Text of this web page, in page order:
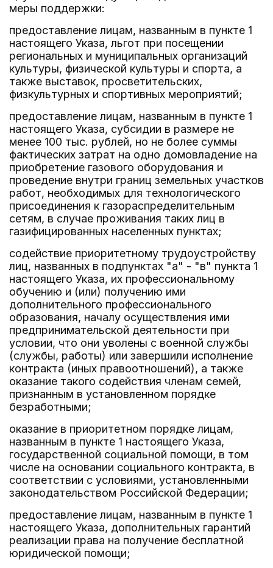
меры поддержки:
предоставление лицам, названным в пункте 1
настоящего Указа, льгот при посещении
региональных и муниципальных организаций
культуры, физической культуры и спорта, а
также выставок, просветительских,
физкультурных и спортивных мероприятий;
предоставление лицам, названным в пункте 1
настоящего Указа, субсидии в размере не
менее 100 тыс. рублей, но не более суммы
фактических затрат на одно домовладение на
приобретение газового оборудования и
проведение внутри границ земельных участков
работ, необходимых для технологического
присоединения к газораспределительным
сетям, в случае проживания таких лиц в
газифицированных населенных пунктах;
содействие приоритетному трудоустройству
лиц, названных в подпунктах "а" - "в" пункта 1
настоящего Указа, их профессиональному
обучению и (или) получению ими
дополнительного профессионального
образования, началу осуществления ими
предпринимательской деятельности при
условии, что они уволены с военной службы
(службы, работы) или завершили исполнение
контракта (иных правоотношений), а также
оказание такого содействия членам семей,
признанным в установленном порядке
безработными;
оказание в приоритетном порядке лицам,
названным в пункте 1 настоящего Указа,
государственной социальной помощи, в том
числе на основании социального контракта, в
соответствии с условиями, установленными
законодательством Российской Федерации;
предоставление лицам, названным в пункте 1
настоящего Указа, дополнительных гарантий
реализации права на получение бесплатной
юридической помощи;